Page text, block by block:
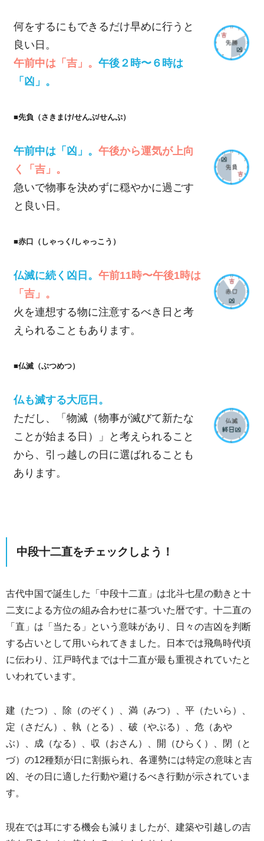
何をするにもできるだけ早めに行うと
良い日。
午前中は「吉」。 午後２時〜６時は
「凶」。
■先負（さきまけ/せんぶ/せんぷ）
午前中は「凶」。 午後から運気が上向
く「吉」。
急いで物事を決めずに穏やかに過ごす
と良い日。
■赤口（しゃっく/しゃっこう）
仏滅に続く凶日。 午前11時〜午後1時は
「吉」。
火を連想する物に注意するべき日と考
えられることもあります。
■仏滅（ぶつめつ）
仏も滅する大厄日。
ただし、「物滅（物事が滅びて新たな
ことが始まる日）」と考えられること
から、引っ越しの日に選ばれることも
あります。
中段十二直をチェックしよう！
古代中国で誕生した「中段十二直」は北斗七星の動きと十
二支による方位の組み合わせに基づいた暦です。十二直の
「直」は「当たる」という意味があり、日々の吉凶を判断
する占いとして用いられてきました。日本では飛鳥時代頃
に伝わり、江戸時代までは十二直が最も重視されていたと
いわれています。
建（たつ）、除（のぞく）、満（みつ）、平（たいら）、
定（さだん）、執（とる）、破（やぶる）、危（あや
ぶ）、成（なる）、収（おさん）、開（ひらく）、閉（と
づ）の12種類が日に割振られ、各運勢には特定の意味と吉
凶、その日に適した行動や避けるべき行動が示されていま
す。
現在では耳にする機会も減りましたが、建築や引越しの吉